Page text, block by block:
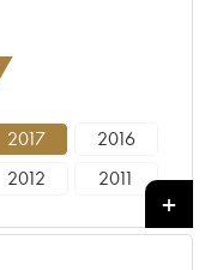
2017
2016
2012
2011